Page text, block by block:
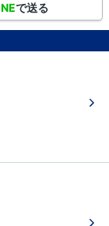
で送る